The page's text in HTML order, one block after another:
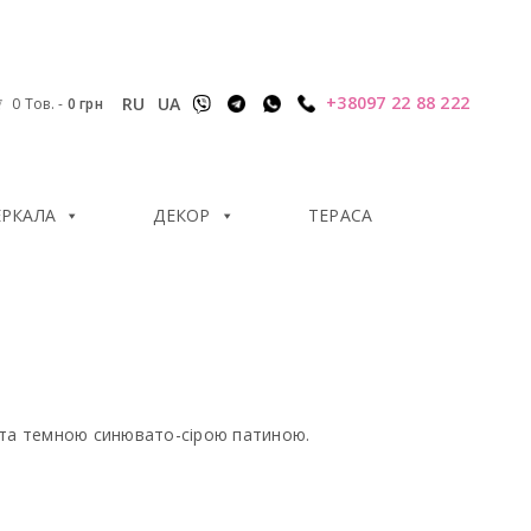
0 Тов. - 0 грн RU UA +38097 22 88 222
ДЕКОР ТЕРАСА
темною синювато-сірою патиною.